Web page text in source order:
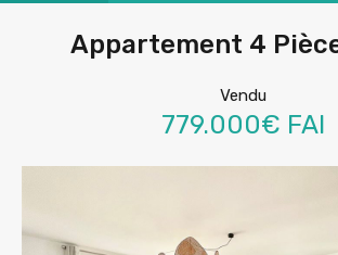
Appartement 4
Vendu
779.000€ FAI